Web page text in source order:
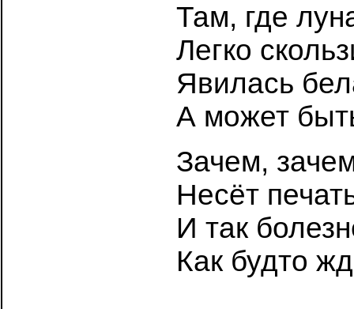
Там, где
Легко
Явилась
А может
Зачем,
Несёт
И так
Как будто